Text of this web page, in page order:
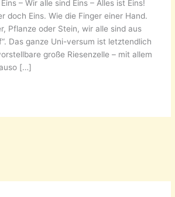
– Wir alle sind Eins – Alles ist Eins!
doch Eins. Wie die Finger einer Hand.
Pflanze oder Stein, wir alle sind aus
Das ganze Uni-versum ist letztendlich
große Riesenzelle – mit allem
[…]